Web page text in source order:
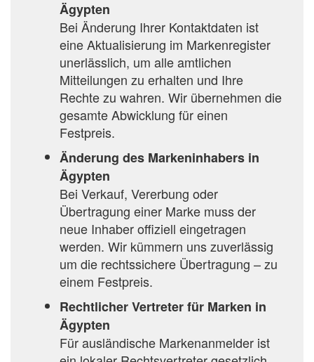
Ägypten
Bei Änderung Ihrer Kontaktdaten ist
eine Aktualisierung im Markenregister
unerlässlich, um alle amtlichen
Mitteilungen zu erhalten und Ihre
Rechte zu wahren. Wir übernehmen die
gesamte Abwicklung für einen
Festpreis.
Änderung des Markeninhabers in
Ägypten
Bei Verkauf, Vererbung oder
Übertragung einer Marke muss der
neue Inhaber offiziell eingetragen
werden. Wir kümmern uns zuverlässig
um die rechtssichere Übertragung – zu
einem Festpreis.
Rechtlicher Vertreter für Marken in
Ägypten
Für ausländische Markenanmelder ist